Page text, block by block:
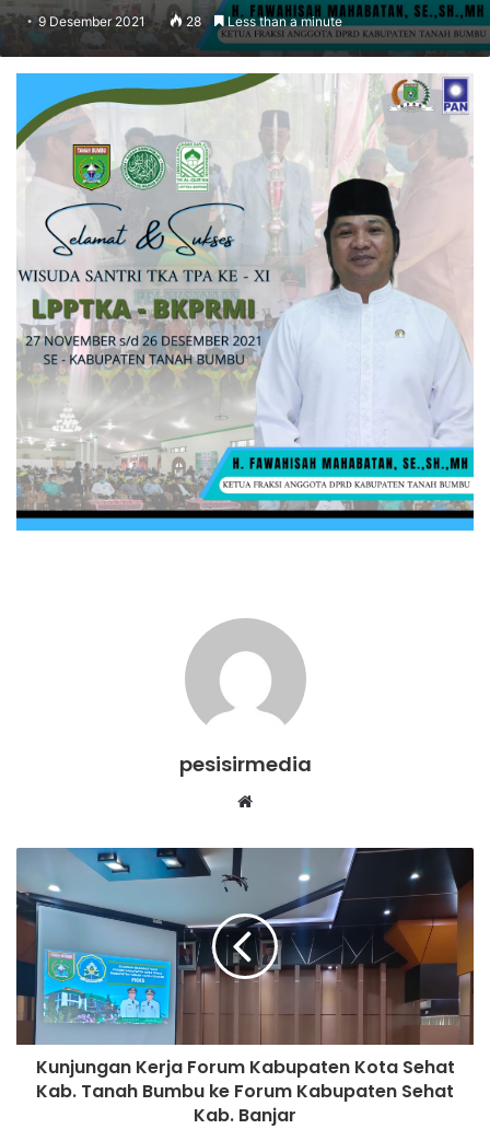
9 Desember 2021 28 Less than a minute
pesisirmedia
Website
Kunjungan Kerja Forum Kabupaten Kota Sehat
Kab. Tanah Bumbu ke Forum Kabupaten Sehat
Kab. Banjar